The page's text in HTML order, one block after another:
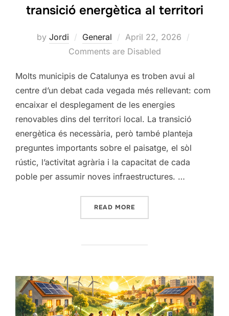
transició energètica al territori
by Jordi General
Posted
on
April 22, 2026
Comments are Disabled
Molts municipis de Catalunya es troben avui al
centre d’un debat cada vegada més rellevant: com
encaixar el desplegament de les energies
renovables dins del territori local. La transició
energètica és necessària, però també planteja
preguntes importants sobre el paisatge, el sòl
rústic, l’activitat agrària i la capacitat de cada
poble per assumir noves infraestructures. …
READ MORE